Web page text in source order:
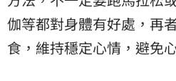
伽等都對身體有好處，再
食，維持穩定心情，避免